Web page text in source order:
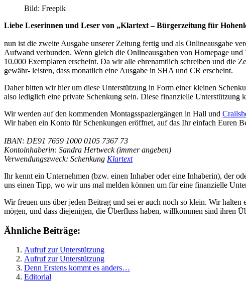
Bild: Freepik
Liebe Leserinnen und Leser von „Klartext – Bürgerzeitung für
nun ist die zweite Ausgabe unserer Zeitung fertig und als Onlineausgabe
Aufwand verbunden. Wenn gleich die Onlineausgaben von Homepage
10.000 Exemplaren erscheint. Da wir alle ehrenamtlich schreiben und die
gewähr- leisten, dass monatlich eine Ausgabe in SHA und CR erscheint.
Daher bitten wir hier um diese Unterstützung in Form einer kleinen
also lediglich eine private Schenkung sein. Diese finanzielle Unterstützung
Wir werden auf den kommenden Montagsspaziergängen in Hall und
Wir haben ein Konto für Schenkungen eröffnet, auf das Ihr einfach Euren
IBAN: DE91 7659 1000 0105 7367 73
Kontoinhaberin: Sandra Hertweck (immer angeben)
Verwendungszweck: Schenkung Klartext
Ihr kennt ein Unternehmen (bzw. einen Inhaber oder eine Inhaberin), der
uns einen Tipp, wo wir uns mal melden können um für eine finanzielle
Wir freuen uns über jeden Beitrag und sei er auch noch so klein. Wir halten
mögen, und dass diejenigen, die Überfluss haben, willkommen sind ihren
Ähnliche Beiträge:
Aufruf zur Unterstützung
Aufruf zur Unterstützung
Denn Erstens kommt es anders…
Editorial